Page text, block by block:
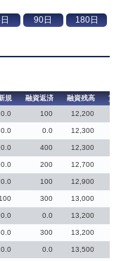
規 融資返済 融資残高
貸
0.0 100 12,200
0.0 0.0 12,300
0.0 400 12,300
0.0 200 12,700
0.0 100 12,900
100 300 13,000
0.0 0.0 13,200
0.0 300 13,200
0.0 0.0 13,500